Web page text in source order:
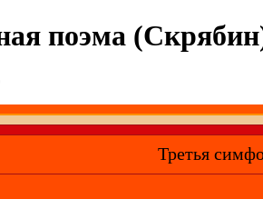
поэма
Третья